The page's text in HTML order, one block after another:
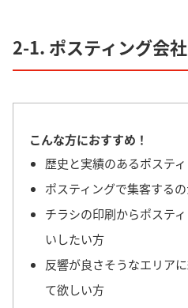
2-1. ポスティング会
こんな方におすすめ！
歴史と実績のあるポステ
ポスティングで集客する
チラシの印刷からポステ
いしたい方
反響が良さそうなエリア
て欲しい方